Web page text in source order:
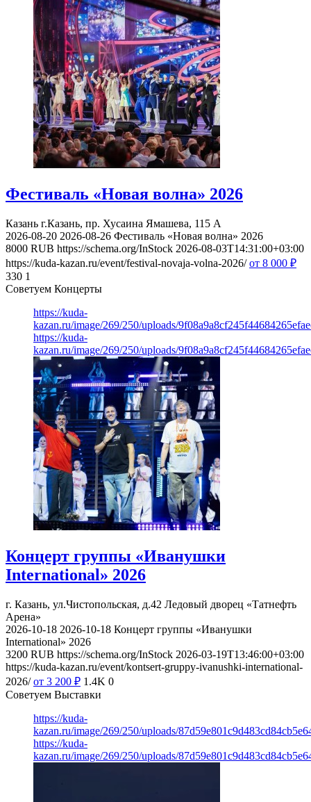
Фестиваль «Новая волна» 2026
Казань г.Казань, пр. Хусаина Ямашева, 115 A
2026-08-20 2026-08-26 Фестиваль «Новая волна» 2026
8000 RUB https://schema.org/InStock 2026-08-03T14:31:00+03:00
https://kuda-kazan.ru/event/festival-novaja-volna-2026/ от 8 000 ₽
330 1
Советуем Концерты
https://kuda-
kazan.ru/image/269/250/uploads/
https://kuda-
kazan.ru/image/269/250/uploads/
Концерт группы «Иванушки
International» 2026
г. Казань, ул.Чистопольская, д.42 Ледовый дворец «Татнефть
Арена»
2026-10-18 2026-10-18 Концерт группы «Иванушки
International» 2026
3200 RUB https://schema.org/InStock 2026-03-19T13:46:00+03:00
https://kuda-kazan.ru/event/kontsert-gruppy-ivanushki-international-
2026/ от 3 200 ₽ 1.4K 0
Советуем Выставки
https://kuda-
kazan.ru/image/269/250/uploads/
https://kuda-
kazan.ru/image/269/250/uploads/